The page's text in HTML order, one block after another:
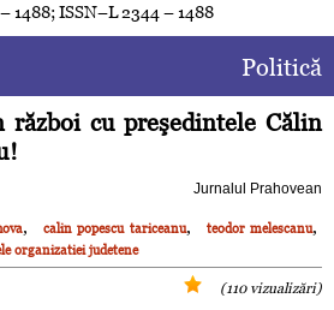
1488; ISSN–L 2344 – 1488
Politică
război cu preşedintele Călin
Jurnalul Prahovean
, calin popescu tariceanu, teodor melescanu,
organizatiei judetene
(110 vizualizări)